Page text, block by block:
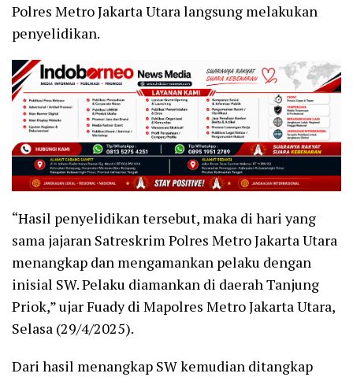
Polres Metro Jakarta Utara langsung melakukan
penyelidikan.
“Hasil penyelidikan tersebut, maka di hari yang
sama jajaran Satreskrim Polres Metro Jakarta Utara
menangkap dan mengamankan pelaku dengan
inisial SW. Pelaku diamankan di daerah Tanjung
Priok,” ujar Fuady di Mapolres Metro Jakarta Utara,
Selasa (29/4/2025).
Dari hasil menangkap SW kemudian ditangkap